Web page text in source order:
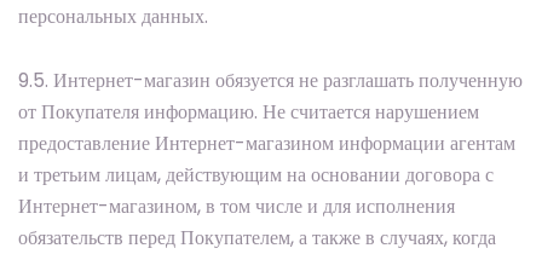
персональных данных.
9.5. Интернет-магазин обязуется не разглашать полученную
от Покупателя информацию. Не считается нарушением
предоставление Интернет-магазином информации агентам
и третьим лицам, действующим на основании договора с
Интернет-магазином, в том числе и для исполнения
обязательств перед Покупателем, а также в случаях, когда